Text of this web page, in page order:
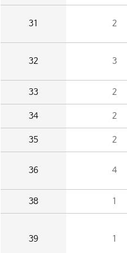
31 2
32 3
33 2
34 2
35 2
36 4
38 1
39 1